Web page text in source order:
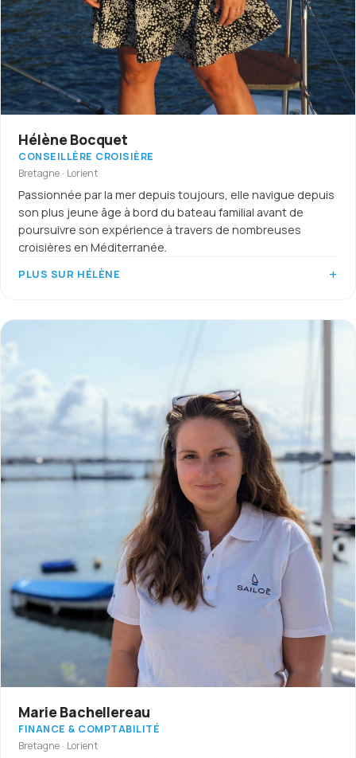
Hélène Bocquet
CONSEILLÈRE CROISIÈRE
Bretagne · Lorient
Passionnée par la mer depuis toujours, elle navigue depuis
son plus jeune âge à bord du bateau familial avant de
poursuivre son expérience à travers de nombreuses
croisières en Méditerranée.
PLUS SUR HÉLÈNE
Marie Bachellereau
FINANCE & COMPTABILITÉ
Bretagne · Lorient